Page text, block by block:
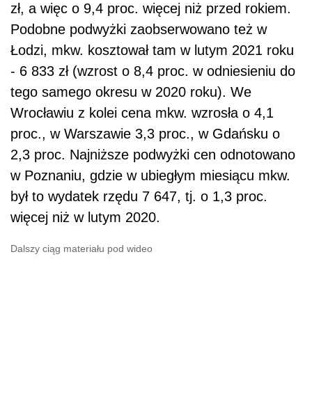
zł, a więc o 9,4 proc. więcej niż przed rokiem.
Podobne podwyżki zaobserwowano też w
Łodzi, mkw. kosztował tam w lutym 2021 roku
- 6 833 zł (wzrost o 8,4 proc. w odniesieniu do
tego samego okresu w 2020 roku). We
Wrocławiu z kolei cena mkw. wzrosła o 4,1
proc., w Warszawie 3,3 proc., w Gdańsku o
2,3 proc. Najniższe podwyżki cen odnotowano
w Poznaniu, gdzie w ubiegłym miesiącu mkw.
był to wydatek rzędu 7 647, tj. o 1,3 proc.
więcej niż w lutym 2020.
Dalszy ciąg materiału pod wideo